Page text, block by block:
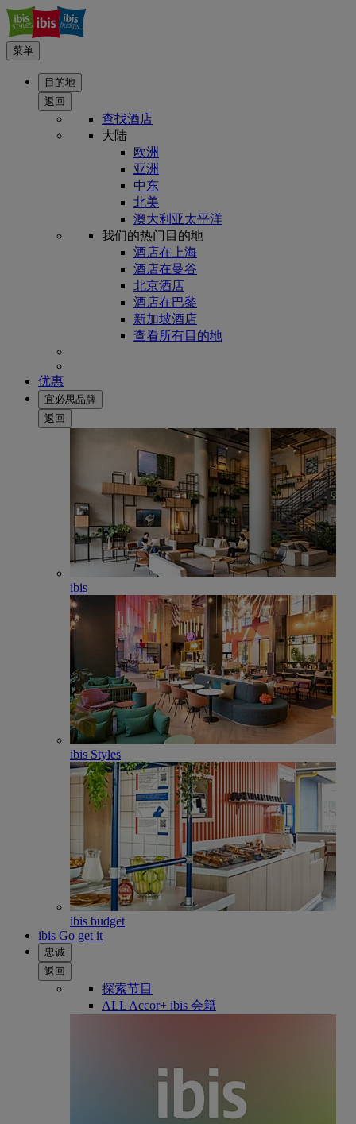
菜单
目的地
返回
查找酒店
大陆
欧洲
亚洲
中东
北美
澳大利亚太平洋
我们的热门目的地
酒店在上海
酒店在曼谷
北京酒店
酒店在巴黎
新加坡酒店
查看所有目的地
优惠
宜必思品牌
返回
ibis
ibis Styles
ibis budget
ibis Go get it
忠诚
返回
探索节目
ALL Accor+ ibis 会籍